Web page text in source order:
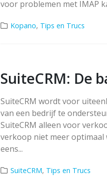
voor problemen met IMAP
Kopano, Tips en Trucs
SuiteCRM: De
SuiteCRM wordt voor
van een bedrijf te
SuiteCRM alleen voor
verkoop niet meer optimaal
eens...
SuiteCRM, Tips en Trucs